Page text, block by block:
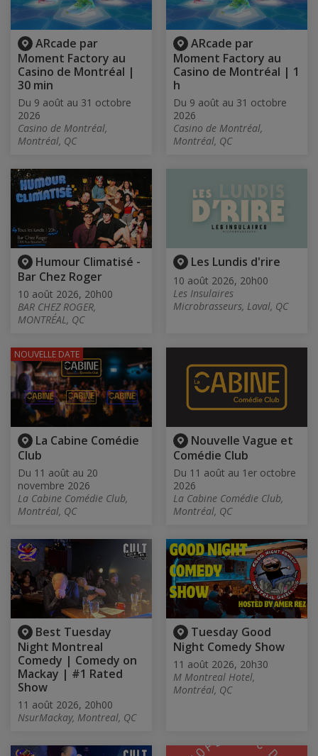
ARcade par
Moment Factory au
Casino de Montréal |
30 min
Du 9 août au 31 octobre
2026
Casino de Montréal,
Montréal, QC
ARcade par
Moment Factory au
Casino de Montréal | 1
h
Du 9 août au 31 octobre
2026
Casino de Montréal,
Montréal, QC
Humour Climatisé -
Bar Chez Roger
10 août 2026, 20h00
BAR CHEZ ROGER,
MONTRÉAL, QC
Les Lundis d'rire
10 août 2026, 20h00
Les Insulaires
Microbrasseurs, Laval, QC
La Cabine Comédie
Club
Du 11 août au 20
novembre 2026
La Cabine Comédie Club,
Montréal, QC
NOUVELLE DATE
Nouvelle Vague et
Comédie Club
Du 11 août au 1er octobre
2026
La Cabine Comédie Club,
Montréal, QC
Best Tuesday
Night Montreal
Comedy | Comedy on
Mackay | #1 Rated
Show
11 août 2026, 20h00
NsurMackay, Montreal, QC
Tuesday Good
Night Comedy Show
11 août 2026, 20h30
M Montreal Hotel,
Montréal, QC